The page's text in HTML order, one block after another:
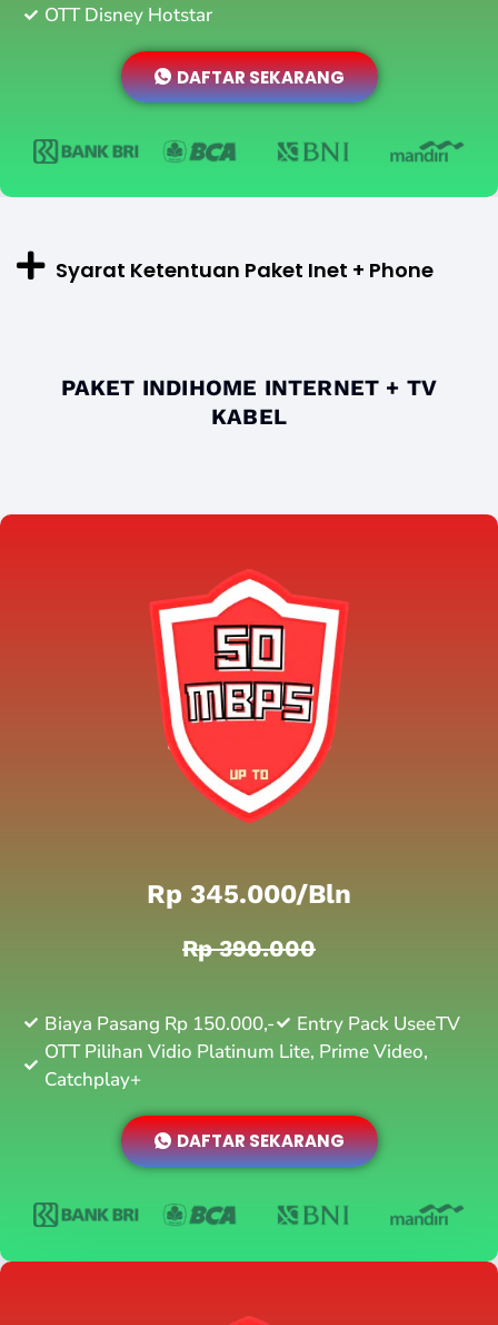
OTT Disney Hotstar
DAFTAR SEKARANG
Syarat Ketentuan Paket Inet + Phone
PAKET INDIHOME INTERNET + TV
KABEL
Rp 345.000/bln
Rp 390.000
Biaya Pasang Rp 150.000,-
Entry Pack UseeTV
OTT Pilihan Vidio Platinum Lite, Prime Video,
Catchplay+
DAFTAR SEKARANG